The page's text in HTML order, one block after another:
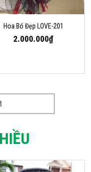
Hoa Bó Đẹp LOVE-201
2.000.000₫